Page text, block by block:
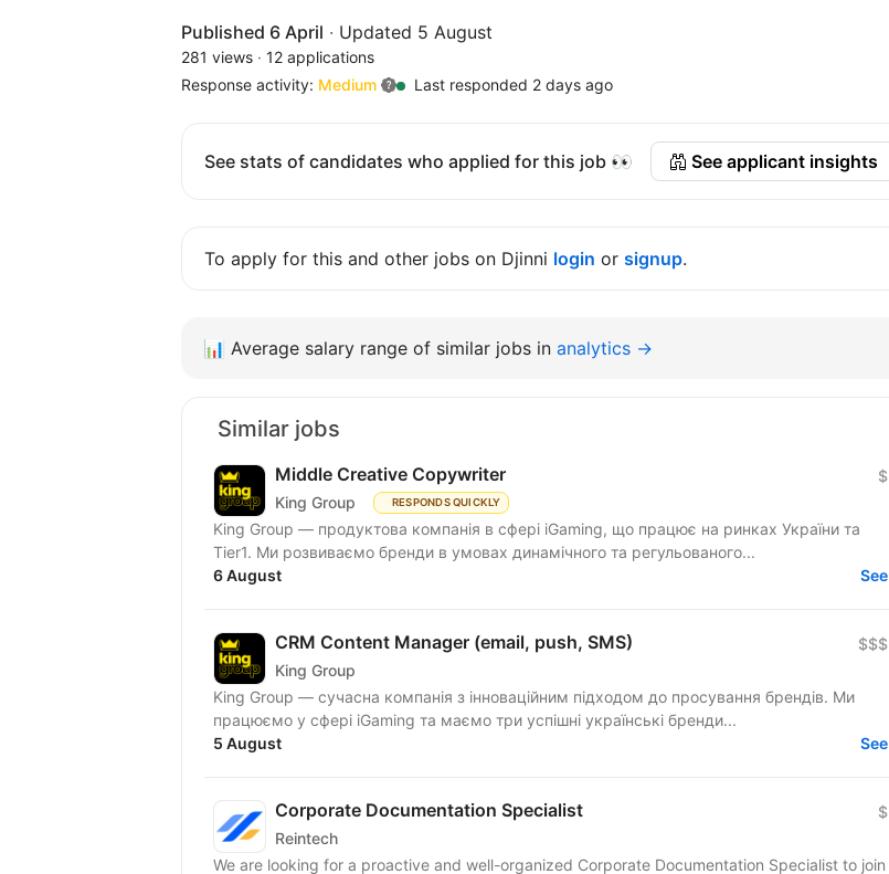
Published 6 April · Updated 5 August
281 views · 12 applications
Response activity: Medium Last responded 2 days ago
See stats of candidates who applied for this job 👀 See applicant insights
To apply for this and other jobs on Djinni login or signup.
📊 Average salary range of similar jobs in analytics →
Similar jobs
Middle Creative Copywriter
King Group RESPONDS QUICKLY
$
King Group — продуктова компанія в сфері iGaming, що працює на ринках України та
Tier1. Ми розвиваємо бренди в умовах динамічного та регульованого...
6 August
See
CRM Content Manager (email, push, SMS)
King Group
$$$
King Group — сучасна компанія з інноваційним підходом до просування брендів. Ми
працюємо у сфері iGaming та маємо три успішні українські бренди...
5 August
See
Corporate Documentation Specialist
Reintech
$
We are looking for a proactive and well-organized Corporate Documentation Specialist to join